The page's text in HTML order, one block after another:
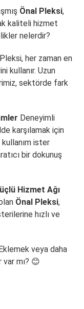
Önal Pleksi,
kaliteli hizmet
nelerdir?
her zaman en
kullanır. Uzun
sektörde fark
Deneyimli
karşılamak için
ister
bir dokunuş
Hizmet Ağı
Önal Pleksi,
hızlı ve
veya daha
mı? 😊